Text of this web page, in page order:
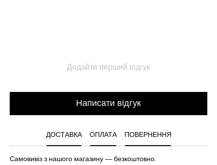
Додайте перший відгук
Написати відгук
ДОСТАВКА ОПЛАТА ПОВЕРНЕННЯ
Самовивіз з нашого магазину — безкоштовно.